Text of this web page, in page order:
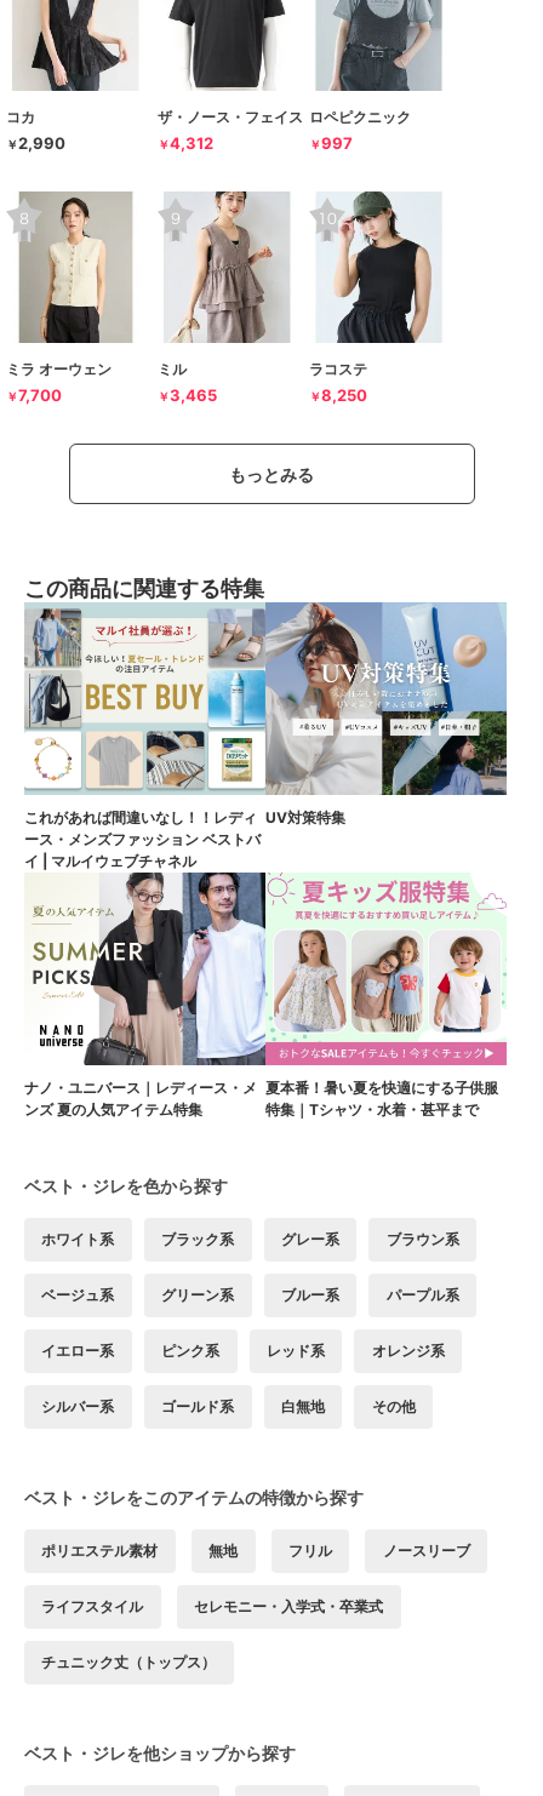
コカ
￥2,990
ザ・ノース・フェイス
￥4,312
ロペピクニック
￥997
ミラ オーウェン
￥7,700
ミル
￥3,465
ラコステ
￥8,250
もっとみる
この商品に関連する特集
これがあれば間違いなし！！レディ
ース・メンズファッション ベストバ
イ | マルイウェブチャネル
UV対策特集
ナノ・ユニバース｜レディース・メ
ンズ 夏の人気アイテム特集
夏本番！暑い夏を快適にする子供服
特集｜Tシャツ・水着・甚平まで
ベスト・ジレを色から探す
ホワイト系 ブラック系 グレー系 ブラウン系
ベージュ系 グリーン系 ブルー系 パープル系
イエロー系 ピンク系 レッド系 オレンジ系
シルバー系 ゴールド系 白無地 その他
ベスト・ジレをこのアイテムの特徴から探す
ポリエステル素材 無地 フリル ノースリーブ
ライフスタイル セレモニー・入学式・卒業式
チュニック丈（トップス）
ベスト・ジレを他ショップから探す